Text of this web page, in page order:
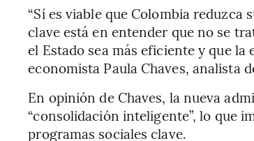
“Sí es viable que Colombia
clave está en entender que no se
el Estado sea más eficiente y que
economista Paula Chaves, analista
En opinión de Chaves, la nueva
“consolidación inteligente”, lo que
programas sociales clave.